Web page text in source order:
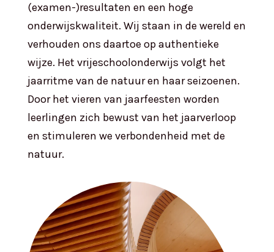
(examen-)resultaten en een hoge
onderwijskwaliteit. Wij staan in de wereld en
verhouden ons daartoe op authentieke
wijze. Het vrijeschoolonderwijs volgt het
jaarritme van de natuur en haar seizoenen.
Door het vieren van jaarfeesten worden
leerlingen zich bewust van het jaarverloop
en stimuleren we verbondenheid met de
natuur.